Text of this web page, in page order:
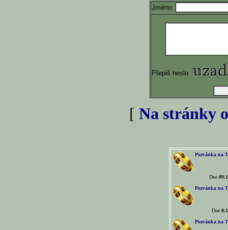
Jméno:
Přepiš heslo
[ Na stránky
Pozvánka na
Dne
Pozvánka na
Dne
Pozvánka na